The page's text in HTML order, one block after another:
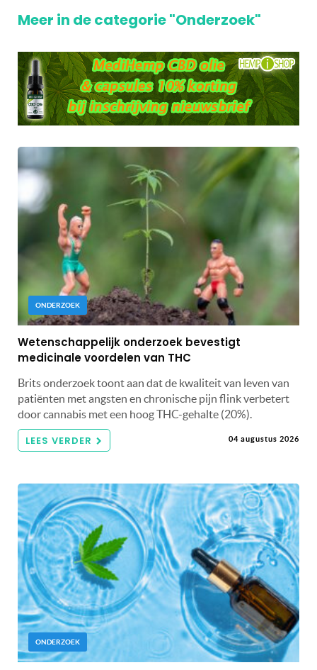
Meer in de categorie "Onderzoek"
ONDERZOEK
Wetenschappelijk onderzoek bevestigt
medicinale voordelen van THC
Brits onderzoek toont aan dat de kwaliteit van leven van
patiënten met angsten en chronische pijn flink verbetert
door cannabis met een hoog THC-gehalte (20%).
LEES VERDER 04 augustus 2026
ONDERZOEK